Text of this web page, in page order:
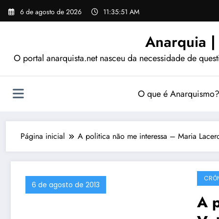
Pular
para
6 de agosto de 2026 11:35:52 AM
Anarquia
O portal anarquista.net nasceu da necessidade de
O que é Anarquismo?
Página inicial A politica não me interessa – Maria
6 de agosto de 2013
A